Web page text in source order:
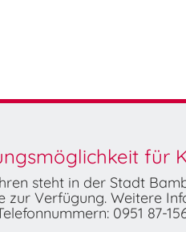
für
steht in der Stadt
zur Verfügung. Weitere
0951 87-